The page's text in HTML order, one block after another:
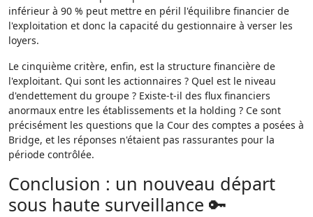
inférieur à 90 % peut mettre en péril l'équilibre financier de
l'exploitation et donc la capacité du gestionnaire à verser les
loyers.
Le cinquième critère, enfin, est la structure financière de
l'exploitant. Qui sont les actionnaires ? Quel est le niveau
d'endettement du groupe ? Existe-t-il des flux financiers
anormaux entre les établissements et la holding ? Ce sont
précisément les questions que la Cour des comptes a posées à
Bridge, et les réponses n'étaient pas rassurantes pour la
période contrôlée.
Conclusion : un nouveau départ
sous haute surveillance 🔑